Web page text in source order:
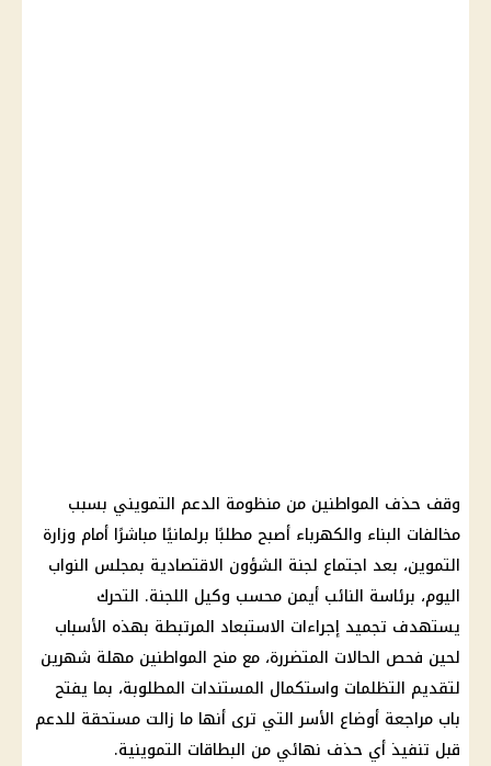
وقف حذف المواطنين من منظومة الدعم التمويني بسبب
مخالفات البناء والكهرباء أصبح مطلبًا برلمانيًا مباشرًا أمام وزارة
التموين، بعد اجتماع لجنة الشؤون الاقتصادية بمجلس النواب
اليوم، برئاسة النائب أيمن محسب وكيل اللجنة. التحرك
يستهدف تجميد إجراءات الاستبعاد المرتبطة بهذه الأسباب
لحين فحص الحالات المتضررة، مع منح المواطنين مهلة شهرين
لتقديم التظلمات واستكمال المستندات المطلوبة، بما يفتح
باب مراجعة أوضاع الأسر التي ترى أنها ما زالت مستحقة للدعم
قبل تنفيذ أي حذف نهائي من البطاقات التموينية.